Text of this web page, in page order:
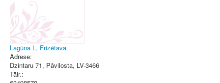
Lagūna L, Frizētava
Adrese:
Dzintaru 71, Pāvilosta, LV-3466
Tālr.: